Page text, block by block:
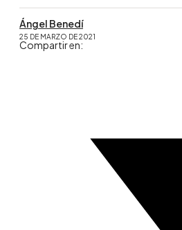
Ángel Benedí
25 DE MARZO DE 2021
Compartir en: